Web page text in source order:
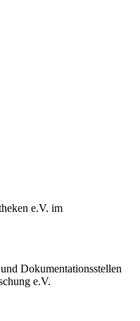
e.V. im
Dokumentationsstellen
e.V.